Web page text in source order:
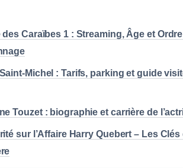
des Caraïbes 1 : Streaming, Âge et
Michel : Tarifs, parking et guide
Touzet : biographie et carrière de
sur l’Affaire Harry Quebert – Les Clés